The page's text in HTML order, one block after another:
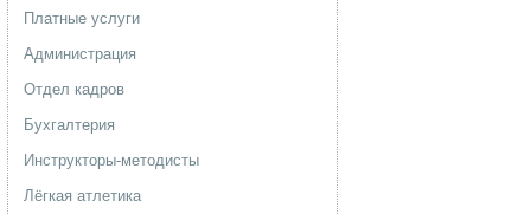
Платные услуги
Администрация
Отдел кадров
Бухгалтерия
Инструкторы-методисты
Лёгкая атлетика